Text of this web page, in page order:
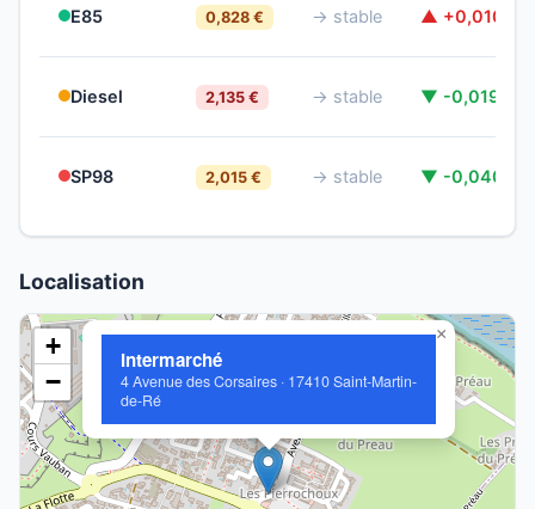
E85 0,828 € → stable ▲ +0,010 €
Diesel 2,135 € → stable ▼ -0,019 €
SP98 2,015 € → stable ▼ -0,040 €
Localisation
Intermarché
4 Avenue des Corsaires · 17410 Saint-Martin-
de-Ré
×
+
−